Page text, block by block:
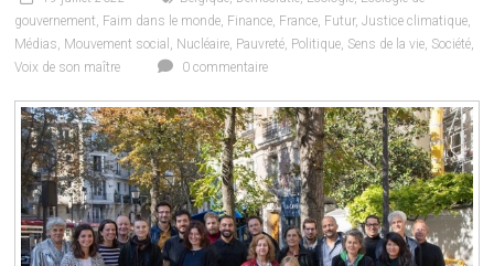
gouvernement, Faim dans le monde, Finance, France, Futur,Justice climatique,
Médias, Mouvement social , Nucléaire, Pauvreté, Politique, Sens de la vie, Société,
Voix de son maître
0 commentaire